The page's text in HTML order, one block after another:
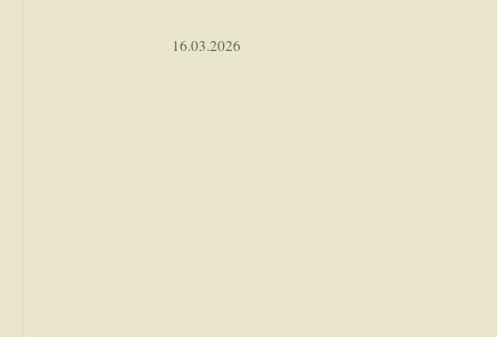
16.03.2026